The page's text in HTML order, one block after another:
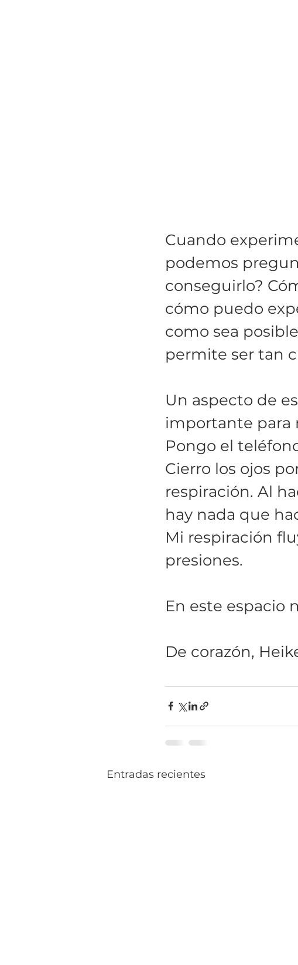
Cuando
podemos
conseguirlo?
cómo puedo
como sea
permite ser tan
Un aspecto de
importante para
Pongo el
Cierro los ojos
respiración. Al
hay nada que
Mi respiración
presiones.
En este espacio
De corazón,
Entradas recientes